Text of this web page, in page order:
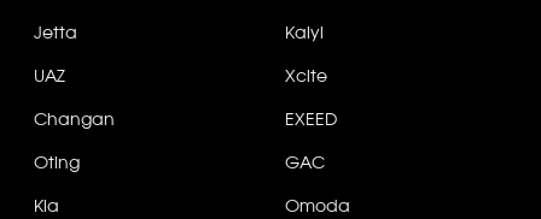
Jetta
UAZ
Changan
Kaiyi
Xcite
EXEED
Oting
Kia
GAC
Omoda